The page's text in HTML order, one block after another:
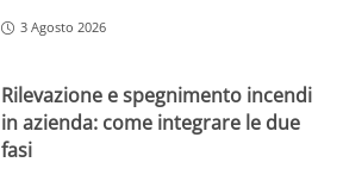
3 Agosto 2026
Rilevazione e spegnimento incendi
in azienda: come integrare le due
fasi